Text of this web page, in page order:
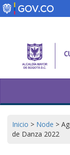
Pasar
al
Inicio > Node >
de Danza 2022